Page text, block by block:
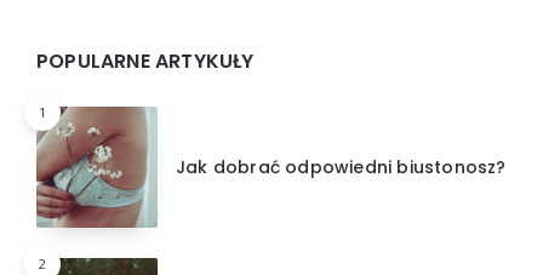
POPULARNE ARTYKUŁY
1
Jak dobrać odpowiedni biustonosz?
2